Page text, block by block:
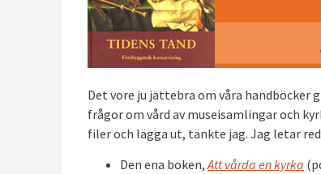
Det vore ju jättebra om våra handböcker
frågor om vård av museisamlingar och
filer och lägga ut, tänkte jag. Jag letar
Den ena boken,Att vårda en kyrka